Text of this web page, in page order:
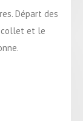
Départ des
collet et le